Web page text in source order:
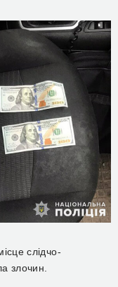
слідчо-
злочин.